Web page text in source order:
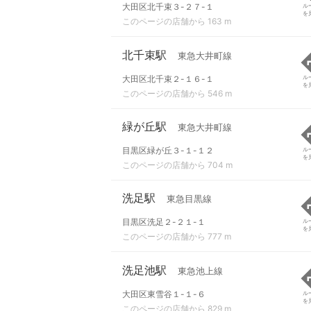
大田区北千束３-２７-１
このページの店舗から 163 m
ル
を
北千束駅 東急大井町線
大田区北千束２-１６-１
このページの店舗から 546 m
ル
を
緑が丘駅 東急大井町線
目黒区緑が丘３-１-１２
このページの店舗から 704 m
ル
を
洗足駅 東急目黒線
目黒区洗足２-２１-１
このページの店舗から 777 m
ル
を
洗足池駅 東急池上線
大田区東雪谷１-１-６
このページの店舗から 829 m
ル
を